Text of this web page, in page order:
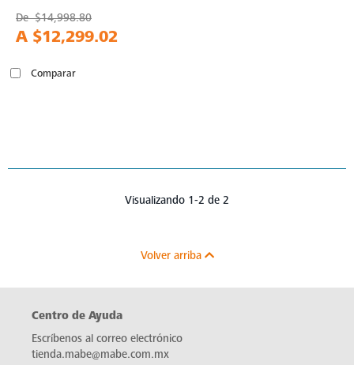
De$14,998.80
A $12,299.02
Comparar
Visualizando 1-2 de 2
Volver arriba
Centro de Ayuda
Escríbenos al correo electrónico
tienda.mabe@mabe.com.mx